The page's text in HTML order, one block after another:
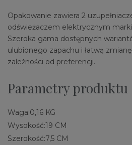
Opakowanie zawiera 2
odświeżaczem elektrycznym
Szeroka gama dostępnych
ulubionego zapachu i łatwą
zależności od preferencji.
Parametry produktu
Waga:0,16 KG
Wysokość:19 CM
Szerokość:7,5 CM